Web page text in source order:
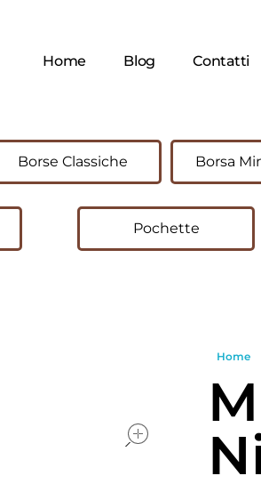
Home Blog Contatti
Borse Classiche Borsa
Pochette
Home